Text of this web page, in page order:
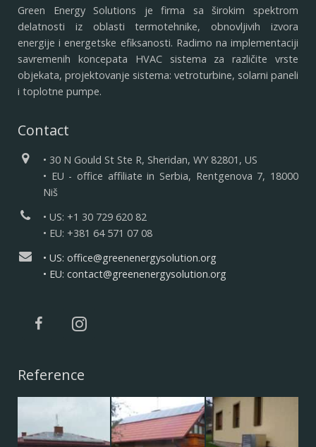
Green Energy Solutions je firma sa širokim spektrom
delatnosti iz oblasti termotehnike, obnovljivih izvora
energije i energetske efiksanosti. Radimo na implementaciji
savremenih koncepata HVAC sistema za različite vrste
objekata, projektovanje sistema: vetroturbine, solarni paneli
i toplotne pumpe.
Contact
• 30 N Gould St Ste R, Sheridan, WY 82801, US
• EU - office affiliate in Serbia, Rentgenova 7, 18000
Niš
• US: +1 30 729 620 82
• EU: +381 64 571 07 08
• US: office@greenenergysolution.org
• EU: contact@greenenergysolution.org
Reference